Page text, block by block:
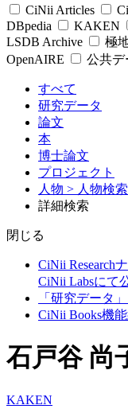
CiNii Articles
DBpedia
KAKEN
LSDB Archive
極
OpenAIRE
公共デ
すべて
研究データ
論文
本
博士論文
プロジェクト
人物 > 人物検
詳細検索
閉じる
CiNii Research
CiNii Labsにて
「研究データ
CiNii Books機
石戸谷 尚
KAKEN